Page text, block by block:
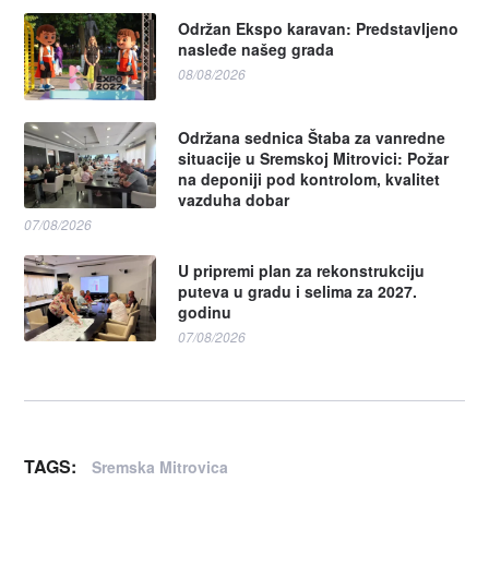
Održan Ekspo karavan: Predstavljeno
nasleđe našeg grada
08/08/2026
Održana sednica Štaba za vanredne
situacije u Sremskoj Mitrovici: Požar
na deponiji pod kontrolom, kvalitet
vazduha dobar
07/08/2026
U pripremi plan za rekonstrukciju
puteva u gradu i selima za 2027.
godinu
07/08/2026
TAGS: Sremska Mitrovica